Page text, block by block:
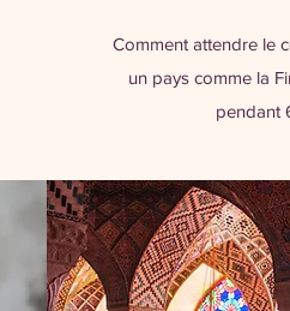
Comment attendre le
un pays comme la
pendant